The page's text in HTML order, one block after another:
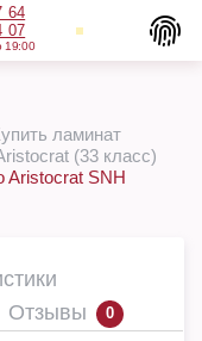
64
07
19:00
ламинат
(33 класс)
Aristocrat SNH
Отзывы 0